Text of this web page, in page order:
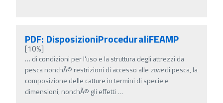
PDF: DisposizioniProceduraliFEAMP
[10%]
… di condizioni per l'uso e la struttura degli attrezzi da
pesca nonchÃ© restrizioni di accesso allezonedi pesca, la
composizione delle catture in termini di specie e
dimensioni, nonchÃ© gli effetti …